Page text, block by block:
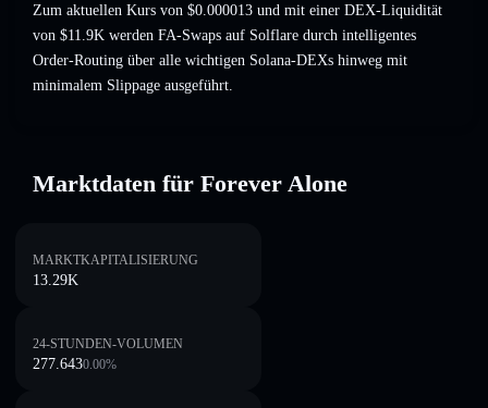
Zum aktuellen Kurs von $0.000013 und mit einer DEX-Liquidität
von $11.9K werden FA-Swaps auf Solflare durch intelligentes
Order-Routing über alle wichtigen Solana-DEXs hinweg mit
minimalem Slippage ausgeführt.
Marktdaten für Forever Alone
MARKTKAPITALISIERUNG
13.29K
24-STUNDEN-VOLUMEN
277.6430.00%